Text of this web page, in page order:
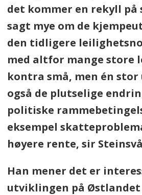
det kommer en rekyll på
sagt mye om de
den tidligere
med altfor mange store
kontra små, men én
også de plutselige
politiske
eksempel
høyere rente, sir
Han mener det er
utviklingen på Østlandet